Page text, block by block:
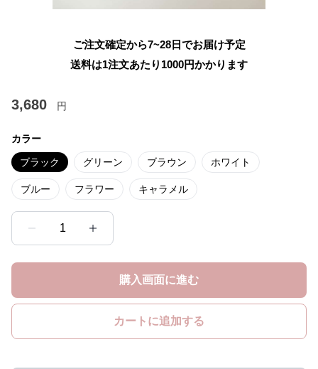
ご注文確定から7~28日でお届け予定
送料は1注文あたり 1000円かかります
3,680 円
カラー
ブラック グリーン ブラウン ホワイト
ブルー フラワー キャラメル
1
購入画面に進む
カートに追加する